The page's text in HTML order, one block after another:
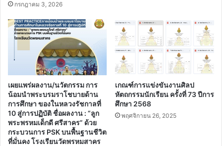
กรกฎาคม 3, 2026
เผยแพร่ผลงาน/นวัตกรรม การ
น้อมนำพระบรมราโชบายด้าน
การศึกษา ของในหลวงรัชกาลที่
10 สู่การปฏิบัติ ชื่อผลงาน : “ลูก
พระพรหมเด็กดี ศรีสาคร” ด้วย
กระบวนการ PSK บนพื้นฐานชีวิต
ที่มั่นคง โรงเรียนวัดพรหมสาคร
เกณฑ์การแข่งขันงานศิลป
หัตถกรรมนักเรียน ครั้งที่ 73 ปีการ
ศึกษา 2568
พฤศจิกายน 26, 2025